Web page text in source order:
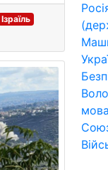
Ізраїль
мова